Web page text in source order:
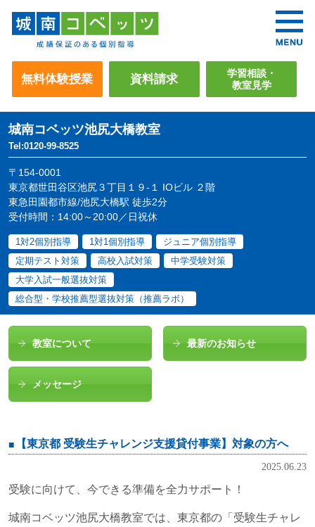
無料体験授業 資料請求
学習相談・
教室見学
城南コベッツ池尻大橋教室
Tel:0120-99-8525
〒154-0001
東京都世田谷区池尻３丁目１９-１ IOビル ２階
東急田園都市線/池尻大橋駅 徒歩2分
受付時間：14:00～20:00／日祝休
1対2個別指導 1対1個別指導
ジュニア個別指導
定期テスト対策
高校入試対策
中学受験対策
大学入試一般選抜対策
総合型・学校推薦型選抜対策（推薦ラボ）
教室について 最新のお知らせ
メッセージ
【東京都 受験生チャレンジ支援貸付事業】対象の方へ
2025.06.23
受験に向けて、今できる準備を全力サポート！
城南コベッツ池尻大橋教室では、東京都の「受験生チャレ